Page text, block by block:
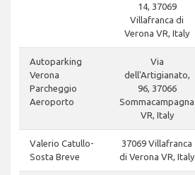
14, 37069
Villafranca di
Verona VR, Italy
Autoparking
Verona
Parcheggio
Aeroporto
Via
dell'Artigianato,
96, 37066
Sommacampagna
VR, Italy
Valerio Catullo-
Sosta Breve
37069 Villafranca
di Verona VR, Italy